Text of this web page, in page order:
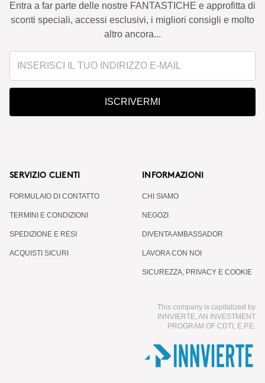
Entra a far parte delle nostre FANTASTICHE e approfitta di
sconti speciali, accessi esclusivi, i migliori consigli e molto
altro ancora...
ISCRIVERMI
SERVIZIO CLIENTI
FORMULAIO DI CONTATTO
TERMINI E CONDIZIONI
SPEDIZIONE E RESI
ACQUISTI SICURI
INFORMAZIONI
CHI SIAMO
NEGOZI
DIVENTA AMBASSADOR
LAVORA CON NOI
SICUREZZA, PRIVACY E COOKIE
This company is capitalized by
INNVIERTE, AN INVESTMENT
PROGRAM OF CDTI, E.P.E.